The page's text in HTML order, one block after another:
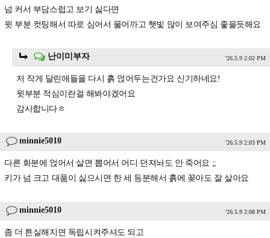
넘 커서 부담스럽고 보기 싫다면
윗 부분 컷팅해서 따로 심어서 물어까고 햇빛 많이 보여주심 좋을듯해요
난이미부자 '26.5.9 2:02 PM
저 작게 달린애들을 다시 흙 얹어두는건가요 신기하네요!
윗부분 적심이란걸 해봐야겠어요
감사합니다ㅎ
minnie5010 '26.5.9 2:03 PM
다른 화분에 얹어서 살면 뽑어서 어디 던져놔도 안 죽어요 ;;
키가 넘 크고 대품이 싫으시면 한 세 등분해서 흙에 꽂아도 잘 살아요
minnie5010 '26.5.9 2:08 PM
좀 더 튼실해지면 독립시켜주셔도 되고